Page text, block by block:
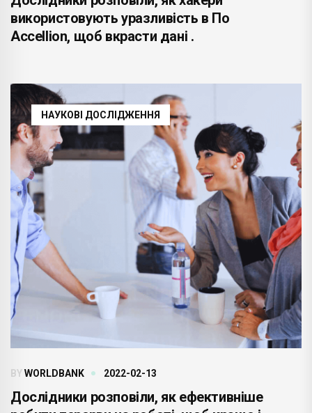
використовують уразливість в По
Accellion, щоб вкрасти дані .
НАУКОВІ ДОСЛІДЖЕННЯ
BYWORLDBANK 2022-02-13
Дослідники розповіли, як ефективніше